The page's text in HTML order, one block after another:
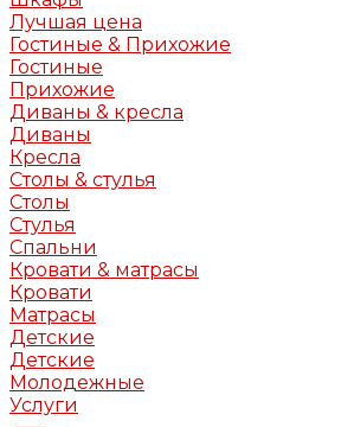
Лучшая цена
Гостиные & Прихожие
Гостиные
Прихожие
Диваны & кресла
Диваны
Кресла
Столы & стулья
Столы
Стулья
Спальни
Кровати & матрасы
Кровати
Матрасы
Детские
Детские
Молодежные
Услуги